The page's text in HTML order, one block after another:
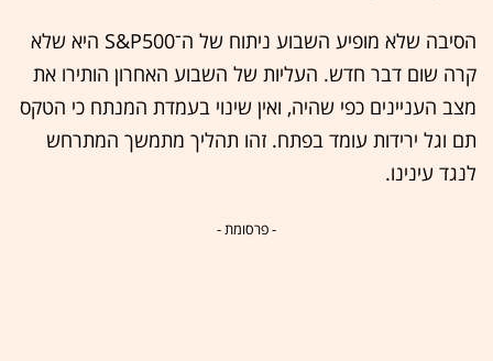
הסיבה שלא מופיע השבוע ניתוח של ה־S&P500 היא שלא
קרה שום דבר חדש. העליות של השבוע האחרון הותירו את
מצב העניינים כפי שהיה, ואין שינוי בעמדת המנתח כי הטקס
תם וגל ירידות עומד בפתח. זהו תהליך מתמשך המתרחש
לנגד עינינו.
- פרסומת -